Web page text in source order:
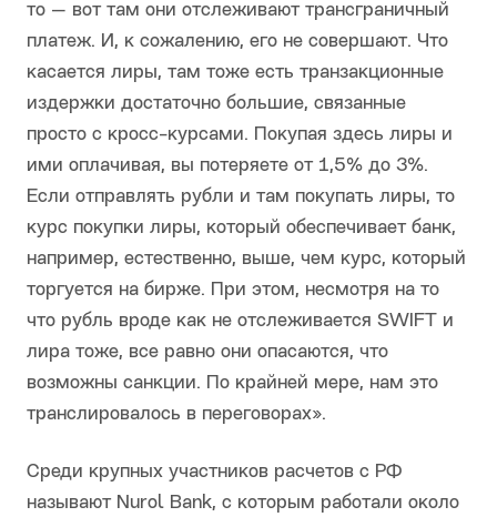
то — вот там они отслеживают трансграничный
платеж. И, к сожалению, его не совершают. Что
касается лиры, там тоже есть транзакционные
издержки достаточно большие, связанные
просто с кросс-курсами. Покупая здесь лиры и
ими оплачивая, вы потеряете от 1,5% до 3%.
Если отправлять рубли и там покупать лиры, то
курс покупки лиры, который обеспечивает банк,
например, естественно, выше, чем курс, который
торгуется на бирже. При этом, несмотря на то
что рубль вроде как не отслеживается SWIFT и
лира тоже, все равно они опасаются, что
возможны санкции. По крайней мере, нам это
транслировалось в переговорах».
Среди крупных участников расчетов с РФ
называют Nurol Bank, с которым работали около